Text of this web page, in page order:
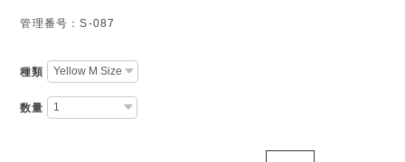
管理番号：S-087
種類
数量